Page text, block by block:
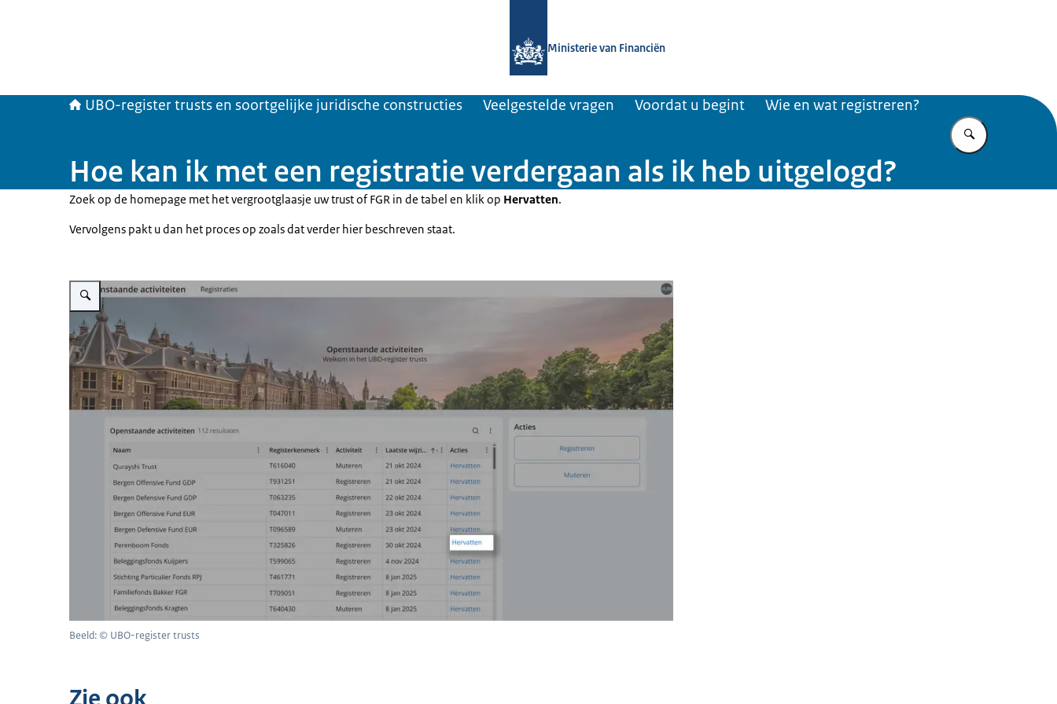
Ministerie van Financiën
UBO-register trusts en soortgelijke juridische constructies Veelgestelde vragen Voordat u begint Wie en wat registreren?
Vul in wat u
Hoe kan ik met een registratie verdergaan als ik heb uitgelogd?
Zoek op de homepage met het vergrootglaasje uw trust of FGR in de tabel en klik op Hervatten.
Vervolgens pakt u dan het proces op zoals dat verder hier beschreven staat.
Vergroot afbeelding Screenshot van een deel van het scherm onder 'Openstaande activiteiten'. De knop 'Hervatten' is gehighlight.
Beeld: © UBO-register trusts